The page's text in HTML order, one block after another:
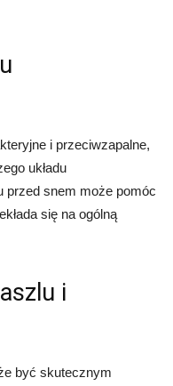
i przeciwzapalne,
układu
przed snem może pomóc
się na ogólną
i
być skutecznym